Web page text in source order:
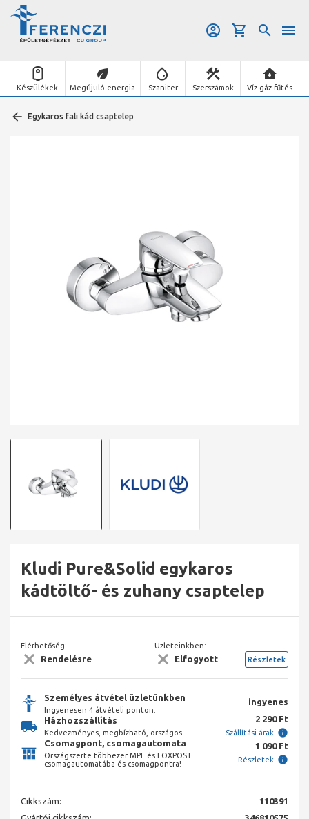
Készülékek Megújuló energia Szaniter Szerszámok Víz-gáz-fűtés
Egykaros fali kád csaptelep
Kludi Pure&Solid egykaros
kádtöltő- és zuhany csaptelep
Elérhetőség:
Rendelésre
Üzleteinkben:
Elfogyott Részletek
Személyes átvétel üzletünkben
Ingyenesen 4 átvételi ponton.
ingyenes
Házhozszállítás
Kedvezményes, megbízható, országos.
2 290 Ft
Szállítási árak
Csomagpont, csomagautomata
Országszerte többezer MPL és FOXPOST
csomagautomatába és csomagpontra!
1 090 Ft
Részletek
Cikkszám:
110391